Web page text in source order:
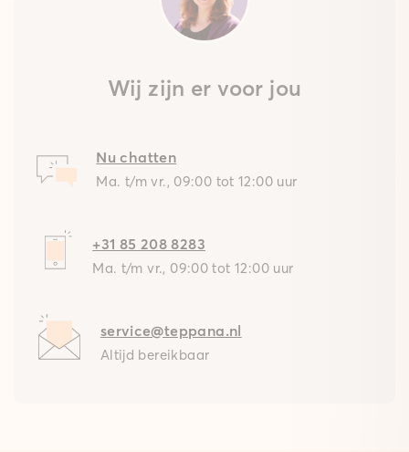
Wij zijn er voor jou
Nu chatten
Ma. t/m vr., 09:00 tot 12:00 uur
+31 85 208 8283
Ma. t/m vr., 09:00 tot 12:00 uur
service@teppana.nl
Altijd bereikbaar